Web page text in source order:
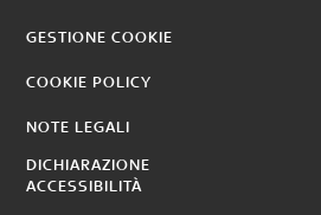
GESTIONE COOKIE
COOKIE POLICY
NOTE LEGALI
DICHIARAZIONE
ACCESSIBILITÀ